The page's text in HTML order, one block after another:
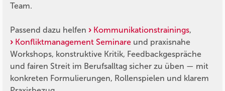
Team.
Passend dazu helfen Kommunikationstrainings,
Konfliktmanagement Seminare und praxisnahe
Workshops, konstruktive Kritik, Feedbackgespräche
und fairen Streit im Berufsalltag sicher zu üben — mit
konkreten Formulierungen, Rollenspielen und klarem